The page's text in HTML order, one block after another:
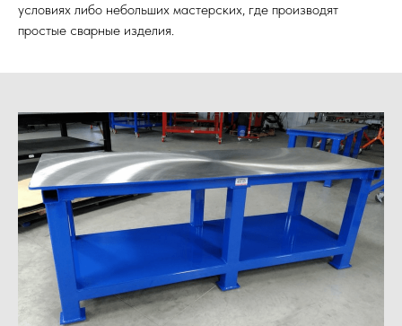
условиях либо небольших мастерских, где производят
простые сварные изделия.